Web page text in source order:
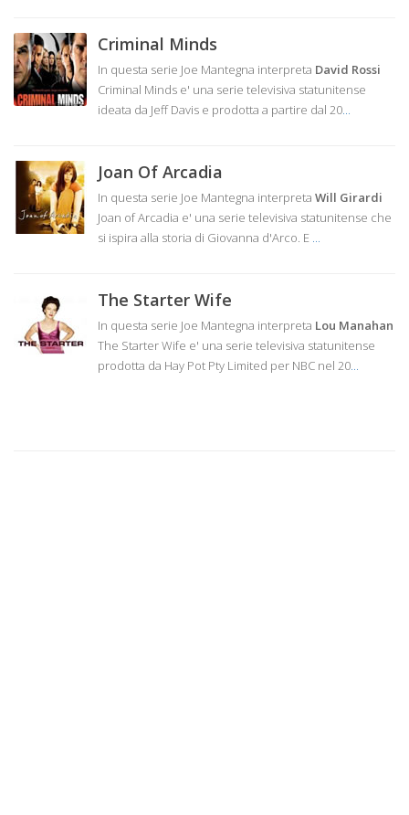
Criminal Minds
In questa serie Joe Mantegna interpreta David Rossi
Criminal Minds e' una serie televisiva statunitense
ideata da Jeff Davis e prodotta a partire dal 20...
Joan Of Arcadia
In questa serie Joe Mantegna interpreta Will Girardi
Joan of Arcadia e' una serie televisiva statunitense che
si ispira alla storia di Giovanna d'Arco. E ...
The Starter Wife
In questa serie Joe Mantegna interpreta Lou Manahan
The Starter Wife e' una serie televisiva statunitense
prodotta da Hay Pot Pty Limited per NBC nel 20...